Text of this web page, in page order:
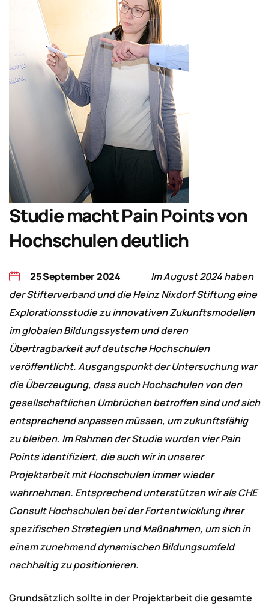
Studie macht Pain Points von
Hochschulen deutlich
25 September 2024
Im August 2024 haben
der Stifterverband und die Heinz Nixdorf Stiftung eine
Explorationsstudiezu innovativen Zukunftsmodellen
im globalen Bildungssystem und deren
Übertragbarkeit auf deutsche Hochschulen
veröffentlicht. Ausgangspunkt der Untersuchung war
die Überzeugung, dass auch Hochschulen von den
gesellschaftlichen Umbrüchen betroffen sind und sich
entsprechend anpassen müssen, um zukunftsfähig
zu bleiben. Im Rahmen der Studie wurden vier Pain
Points identifiziert, die auch wir in unserer
Projektarbeit mit Hochschulen immer wieder
wahrnehmen. Entsprechend unterstützen wir als CHE
Consult Hochschulen bei der Fortentwicklung ihrer
spezifischen Strategien und Maßnahmen, um sich in
einem zunehmend dynamischen Bildungsumfeld
nachhaltig zu positionieren.
Grundsätzlich sollte in der Projektarbeit die gesamte